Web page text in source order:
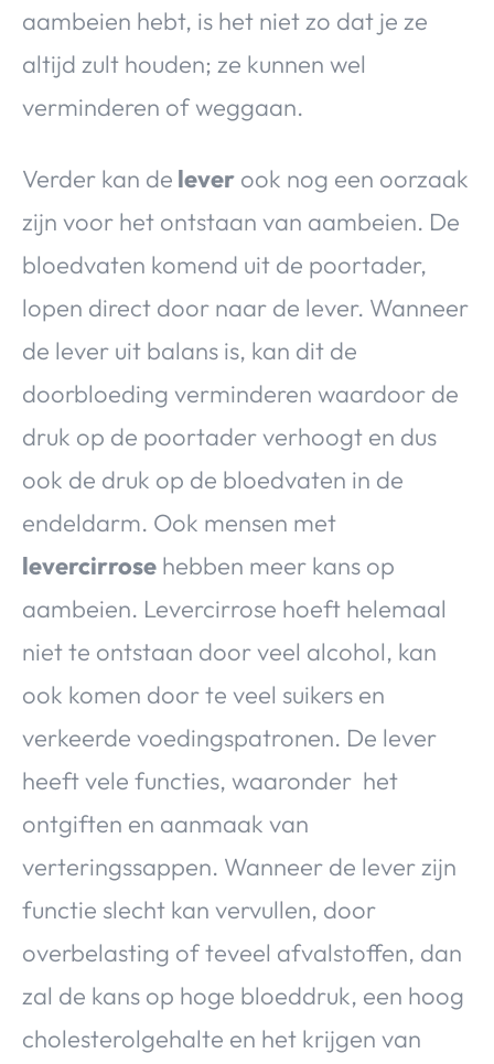
aambeien hebt, is het niet zo dat je ze
altijd zult houden; ze kunnen wel
verminderen of weggaan.
Verder kan de lever ook nog een oorzaak
zijn voor het ontstaan van aambeien. De
bloedvaten komend uit de poortader,
lopen direct door naar de lever. Wanneer
de lever uit balans is, kan dit de
doorbloeding verminderen waardoor de
druk op de poortader verhoogt en dus
ook de druk op de bloedvaten in de
endeldarm. Ook mensen met
levercirrose hebben meer kans op
aambeien. Levercirrose hoeft helemaal
niet te ontstaan door veel alcohol, kan
ook komen door te veel suikers en
verkeerde voedingspatronen. De lever
heeft vele functies, waaronder het
ontgiften en aanmaak van
verteringssappen. Wanneer de lever zijn
functie slecht kan vervullen, door
overbelasting of teveel afvalstoffen, dan
zal de kans op hoge bloeddruk, een hoog
cholesterolgehalte en het krijgen van